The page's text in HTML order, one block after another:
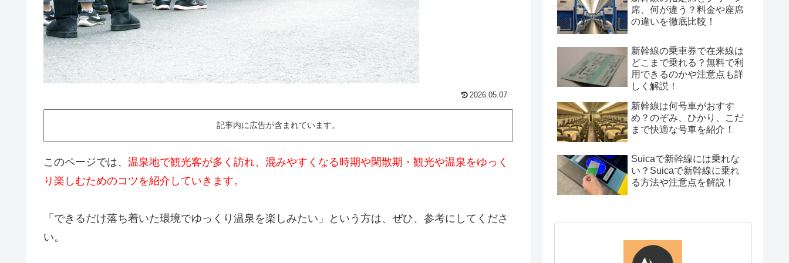
2026.05.07
記事内に広告が含まれています。
このページでは、 温泉地で観光客が多く訪れ、混みやすくなる時期や閑散期・観光や温泉をゆっく
り楽しむためのコツを紹介していきます。
「できるだけ落ち着いた環境でゆっくり温泉を楽しみたい」という方は、ぜひ、参考にしてくださ
い。
席、何が違う？料金や座席
の違いを徹底比較！
新幹線の乗車券で在来線は
どこまで乗れる？無料で利
用できるのかや注意点も詳
しく解説！
新幹線は何号車がおすす
め？のぞみ、ひかり、こだ
まで快適な号車を紹介！
Suicaで新幹線には乗れな
い？Suicaで新幹線に乗れ
る方法や注意点を解説！